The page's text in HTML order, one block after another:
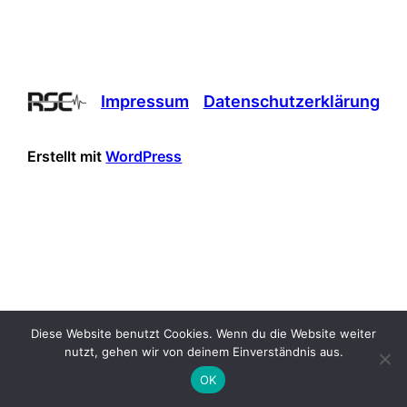
Impressum Datenschutzerklärung
Erstellt mitWordPress
Diese Website benutzt Cookies. Wenn du die Website weiter
nutzt, gehen wir von deinem Einverständnis aus.
OK